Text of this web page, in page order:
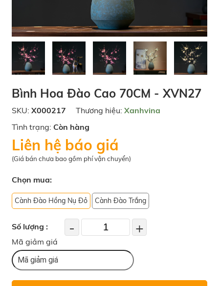
Bình Hoa Đào Cao 70CM - XVN27
SKU: X000217 Thương hiệu: Xanhvina
Tình trạng: Còn hàng
Liên hệ báo giá
(Giá bán chưa bao gồm phí vận chuyển)
Chọn mua:
Cành Đào Hồng Nụ Đỏ Cành Đào Trắng
Số lượng : - +
Mã giảm giá